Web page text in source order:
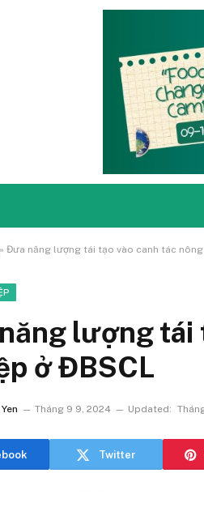
» Đưa năng lượng tái tạo vào canh tác nông
lượng tái
ở ĐBSCL
Tháng 9 9, 2024 Updated:
Twitter